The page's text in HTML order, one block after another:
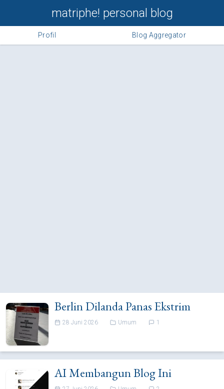
matriphe! personal blog
Profil Blog Aggregator
Berlin Dilanda Panas Ekstrim
28 Juni 2026 Umum 1
AI Membangun Blog Ini